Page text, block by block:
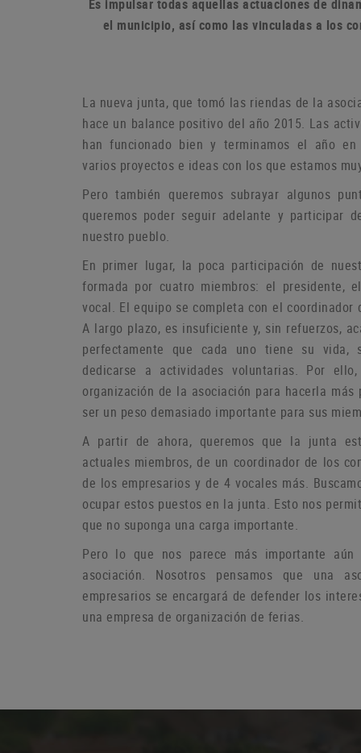
Es impulsar todas aquellas actuaciones de
el municipio, así como las vinculadas a los
La nueva junta, que tomó las riendas de la
hace un balance positivo del año 2015. Las
han funcionado bien y terminamos el año
varios proyectos e ideas con los que estamos
Pero también queremos subrayar algunos
queremos poder seguir adelante y participar
nuestro pueblo.
En primer lugar, la poca participación de
formada por cuatro miembros: el presidente,
vocal. El equipo se completa con el
A largo plazo, es insuficiente y, sin refuerzos,
perfectamente que cada uno tiene su
dedicarse a actividades voluntarias. Por
organización de la asociación para hacerla
ser un peso demasiado importante para sus
A partir de ahora, queremos que la junta
actuales miembros, de un coordinador de los
de los empresarios y de 4 vocales más.
ocupar estos puestos en la junta. Esto nos
que no suponga una carga importante.
Pero lo que nos parece más importante
asociación. Nosotros pensamos que una
empresarios se encargará de defender los
una empresa de organización de ferias.